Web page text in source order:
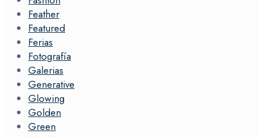
Feather
Featured
Ferias
Fotografía
Galerias
Generative
Glowing
Golden
Green